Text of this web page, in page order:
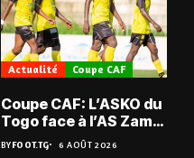
Actualité Coupe CAF
Coupe CAF: L’ASKO du
Togo face à l’AS Zam
du Niger
BYFOOT.TG 6 AOÛT 2026